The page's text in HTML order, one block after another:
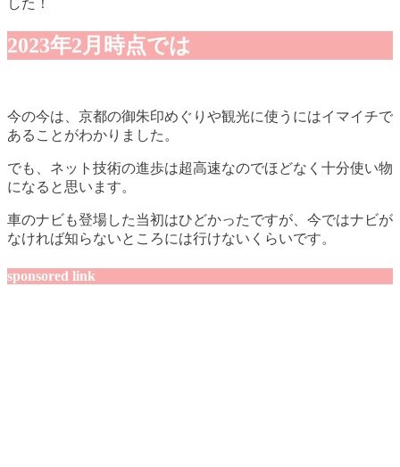
した！
2023年2月時点では
今の今は、京都の御朱印めぐりや観光に使うにはイマイチで
あることがわかりました。
でも、ネット技術の進歩は超高速なのでほどなく十分使い物
になると思います。
車のナビも登場した当初はひどかったですが、今ではナビが
なければ知らないところには行けないくらいです。
sponsored link